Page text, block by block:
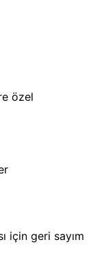
özel
için geri sayım